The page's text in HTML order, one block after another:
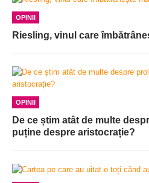
OPINII
Riesling, vinul care
OPINII
De ce știm atât de multe
puține despre aristocrație?